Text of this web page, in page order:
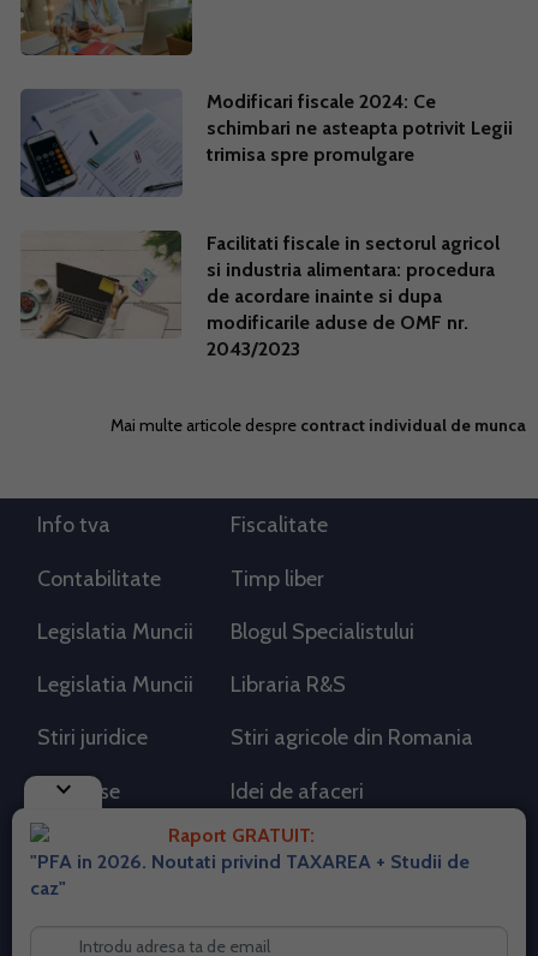
Modificari fiscale 2024: Ce
schimbari ne asteapta potrivit Legii
trimisa spre promulgare
Facilitati fiscale in sectorul agricol
si industria alimentara: procedura
de acordare inainte si dupa
modificarile aduse de OMF nr.
2043/2023
Mai multe articole despre contract individual de munca
keyboard_arrow_down
Raport GRATUIT:
"PFA in 2026. Noutati privind TAXAREA + Studii de
caz"
Info tva Fiscalitate
Contabilitate Timp liber
Legislatia Muncii Blogul Specialistului
Legislatia Muncii Libraria R&S
Stiri juridice Stiri agricole din Romania
AdSense Idei de afaceri
RSS Flux RSS 2.0
Despre cookies